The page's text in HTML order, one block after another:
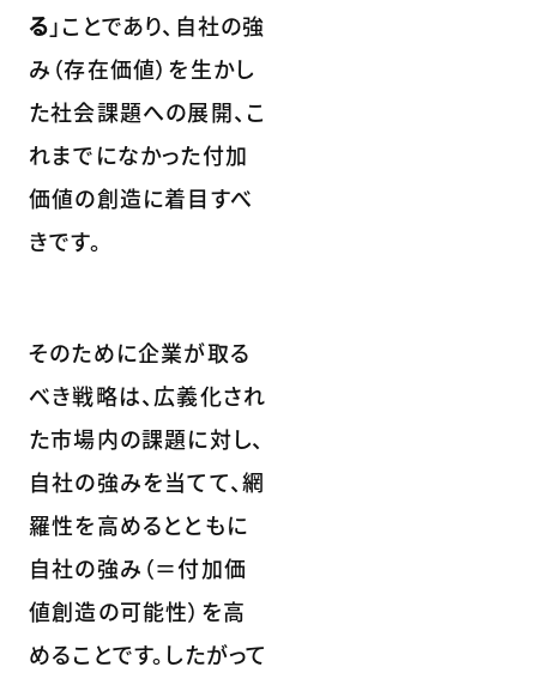
る」ことであり、自社の強
み（存在価値）を生かし
た社会課題への展開、こ
れまでになかった付加
価値の創造に着目すべ
きです。
そのために企業が取る
べき戦略は、広義化され
た市場内の課題に対し、
自社の強みを当てて、網
羅性を高めるとともに
自社の強み（＝付加価
値創造の可能性）を高
めることです。したがって